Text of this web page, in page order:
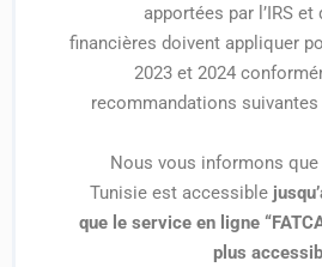
apportées par
financières doivent
2023 et 2024
recommandations
Nous vous
Tunisie est
que le service en ligne
plus